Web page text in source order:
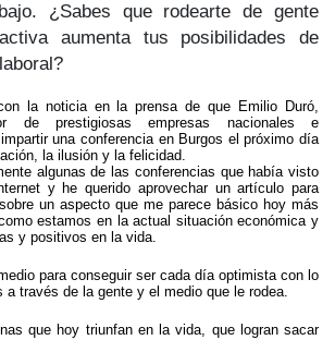
¿Sabes que rodearte de gente
aumenta tus posibilidades de
la noticia en la prensa de que Emilio Duró,
de prestigiosas empresas nacionales e
una conferencia en Burgos el próximo día
la ilusión y la felicidad.
algunas de las conferencias que había visto
y he querido aprovechar un artículo para
un aspecto que me parece básico hoy más
estamos en la actual situación económica y
y positivos en la vida.
para conseguir ser cada día optimista con lo
a través de la gente y el medio que le rodea.
que hoy triunfan en la vida, que logran sacar